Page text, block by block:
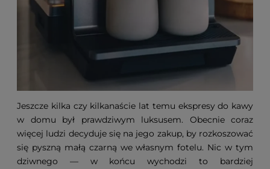
Jeszcze kilka czy kilkanaście lat temu ekspresy do kawy
w domu był prawdziwym luksusem. Obecnie coraz
więcej ludzi decyduje się na jego zakup, by rozkoszować
się pyszną małą czarną we własnym fotelu. Nic w tym
dziwnego — w końcu wychodzi to bardziej